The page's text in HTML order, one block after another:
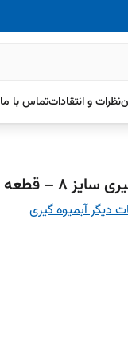
نظرات و انتقاداتتماس با ما
/ بوش یدکی
دیگر آبمیوه گیری